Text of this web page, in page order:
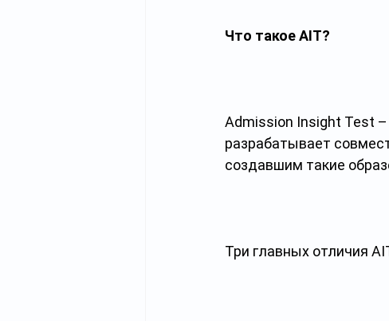
Что такое AIT?
Admission Insight Test
разрабатывает
создавшим такие
Три главных отличия